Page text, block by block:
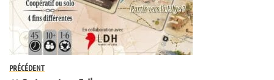
PRÉCÉDENT